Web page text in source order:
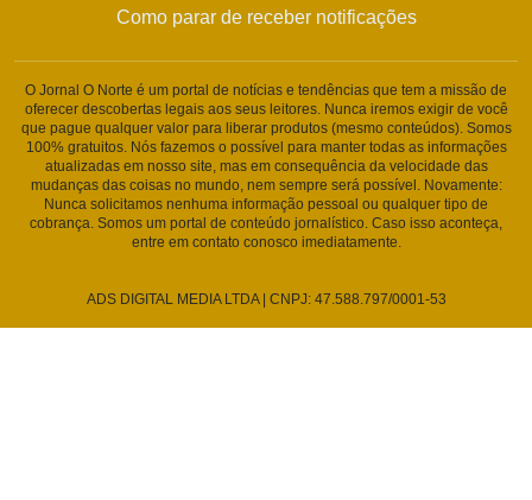
Como parar de receber notificações
O Jornal O Norte é um portal de notícias e tendências que tem a missão de
oferecer descobertas legais aos seus leitores. Nunca iremos exigir de você
que pague qualquer valor para liberar produtos (mesmo conteúdos). Somos
100% gratuitos. Nós fazemos o possível para manter todas as informações
atualizadas em nosso site, mas em consequência da velocidade das
mudanças das coisas no mundo, nem sempre será possível. Novamente:
Nunca solicitamos nenhuma informação pessoal ou qualquer tipo de
cobrança. Somos um portal de conteúdo jornalístico. Caso isso aconteça,
entre em contato conosco imediatamente.
ADS DIGITAL MEDIA LTDA | CNPJ: 47.588.797/0001-53